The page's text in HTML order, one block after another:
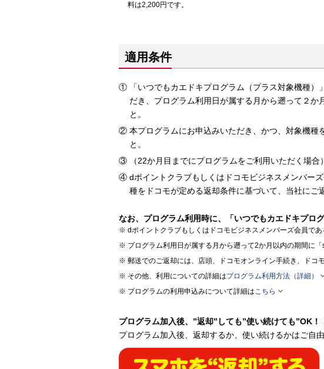
料は2,200円です。
適用条件
「いつでもカエドキプログラム（プラス対象機種）
だき、プログラム利用日が属する月から遡って２
と。
本プログラムにお申込みいただき、かつ、対象機種
と。
（22か月目までにプログラムをご利用いただく場
dポイントクラブもしくはドコモビジネスメンバー
種をドコモが定める返却条件に基づいて、当社にご
なお、プログラム利用時に、「いつでもカエドキプロ
dポイントクラブもしくはドコモビジネスメンバーズ会員であ
プログラム利用日が属する月から遡って2か月以内の期間に
郵送でのご返却には、店頭、ドコモオンライン手続き、ドコ
その他、利用についての詳細はプログラム利用方法（詳細）
プログラムの利用申込みについて詳細はこちら 
プログラム加入後、”返却”しても”使い続けても”OK！
プログラム加入後、返却するか、使い続けるかはご自